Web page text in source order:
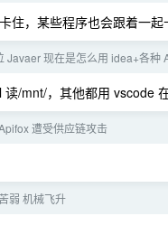
住，某些程序也会跟着一起
Javaer 现在是怎么用 idea+各种
/mnt/，其他都用 vscode
遭受供应链攻击
弱 机械飞升